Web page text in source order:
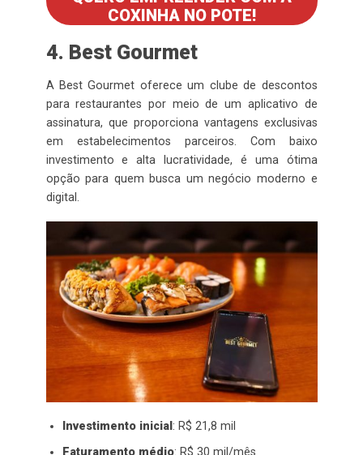
COXINHA NO POTE!
4. Best Gourmet
A Best Gourmet oferece um clube de descontos
para restaurantes por meio de um aplicativo de
assinatura, que proporciona vantagens exclusivas
em estabelecimentos parceiros. Com baixo
investimento e alta lucratividade, é uma ótima
opção para quem busca um negócio moderno e
digital.
Investimento inicial : R$ 21,8 mil
Faturamento médio: R$ 30 mil/mês